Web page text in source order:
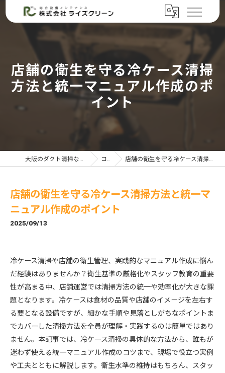
店舗の衛生を守る冷ケース清掃
方法と統一マニュアル作成のポ
イント
大阪のダクト清掃なら株式会社ライズクリーン コラム 店舗の衛生を守る冷ケース清掃方法と統一マニュアル作成のポイント
店舗の衛生を守る冷ケース清掃方法と統一マ
ニュアル作成のポイント
2025/09/13
冷ケース清掃や店舗の衛生管理、実践的なマニュアル作成に悩ん
だ経験はありませんか？衛生基準の厳格化やスタッフ教育の重要
性が高まる中、店舗運営では清掃方法の統一や効率化が大きな課
題となります。冷ケースは食材の品質や店舗のイメージを左右す
る要となる設備ですが、細かな手順や見落としがちなポイントま
でカバーした清掃方法を全員が理解・実践するのは簡単ではあり
ません。本記事では、冷ケース清掃の具体的な方法から、誰もが
迷わず使える統一マニュアル作成のコツまで、現場で役立つ実例
や工夫とともに解説します。衛生水準の維持はもちろん、スタッ